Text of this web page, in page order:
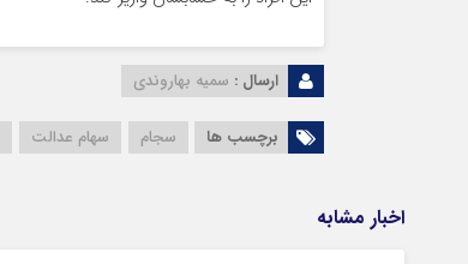
ارسال : سمیه بهاروندی
برچسب ها سجام سهام عدالت
اخبار مشابه